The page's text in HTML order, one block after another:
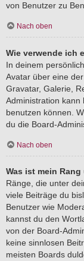
von Benutzer zu
Nach oben
Wie verwende ich
In deinem
Avatar über eine
Gravatar, Galerie,
Administration kann
benutzen können.
du die Board-
Nach oben
Was ist mein
Ränge, die unter
viele Beiträge du
Benutzer wie
kannst du den
von der Board-
keine sinnlosen
meisten Boards